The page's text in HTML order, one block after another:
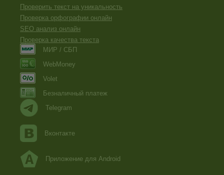
Проверить текст на уникальность
Проверка орфографии онлайн
SEO анализ онлайн
Проверка качества текста
МИР / СБП
WebMoney
Volet
Безналичный платеж
Telegram
Вконтакте
Приложение для Android